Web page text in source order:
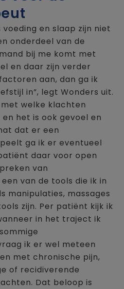
en slaap zijn niet
onderdeel van de
bij me komt met
en daar zijn verder
aan, dan ga ik
in”, legt Wonders uit.
welke klachten
het is ook gevoel en
dat er een
ga ik er eventueel
daar voor open
van
van de tools die ik in
manipulaties, massages
zijn. Per patiënt kijk ik
in het traject ik
ik er wel meteen
met chronische pijn,
of recidiverende
Dat beloop is